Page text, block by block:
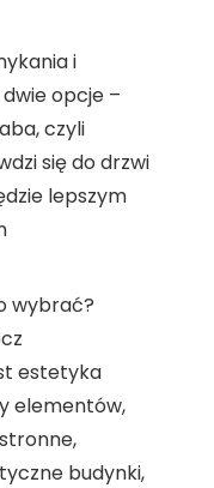
i
opcje –
czyli
się do drzwi
lepszym
wybrać?
estetyka
elementów,
budynki,